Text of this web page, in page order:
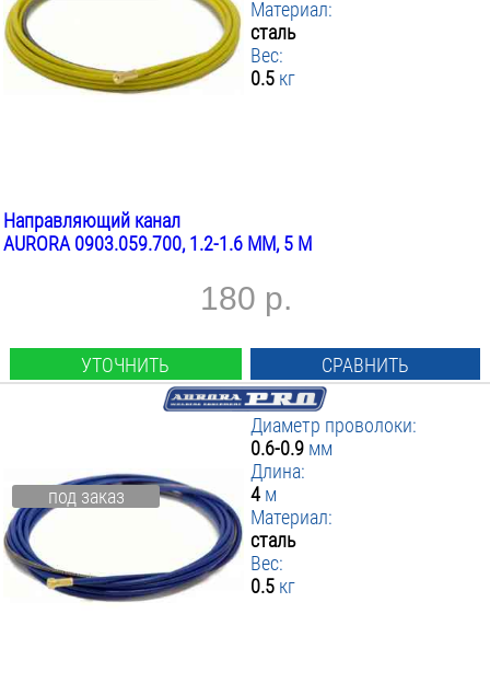
Материал:
сталь
Вес:
0.5 кг
Направляющий канал
AURORA 0903.059.700, 1.2-1.6 ММ, 5 М
180 р.
УТОЧНИТЬ СРАВНИТЬ
под заказ
Диаметр проволоки:
0.6-0.9 мм
Длина:
4 м
Материал:
сталь
Вес:
0.5 кг